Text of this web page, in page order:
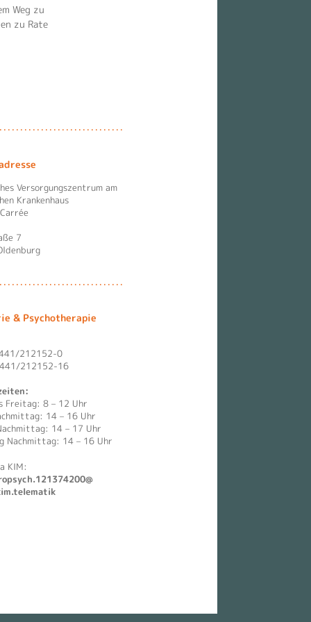
Weg zu
zu Rate
Versorgungszentrum am
Krankenhaus
7
& Psychotherapie
212152-0
212152-16
Freitag: 8 – 12 Uhr
14 – 16 Uhr
14 – 17 Uhr
Nachmittag: 14 – 16 Uhr
KIM: